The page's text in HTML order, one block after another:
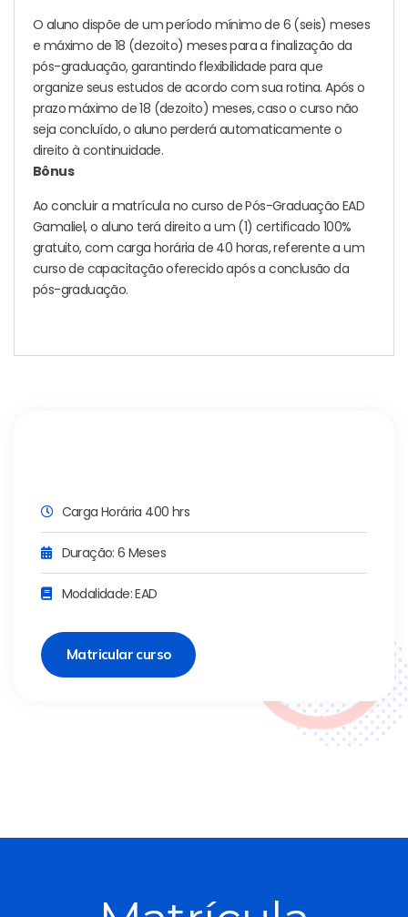
Carga Horária 400 hrs
Duração: 6 Meses
Modalidade: EAD
Matricular curso
O aluno dispõe de um período mínimo de 6 (seis) meses
e máximo de 18 (dezoito) meses para a finalização da
pós-graduação, garantindo flexibilidade para que
organize seus estudos de acordo com sua rotina. Após o
prazo máximo de 18 (dezoito) meses, caso o curso não
seja concluído, o aluno perderá automaticamente o
direito à continuidade.
Bônus
Ao concluir a matrícula no curso de Pós-Graduação EAD
Gamaliel, o aluno terá direito a um (1) certificado 100%
gratuito, com carga horária de 40 horas, referente a um
curso de capacitação oferecido após a conclusão da
pós-graduação.